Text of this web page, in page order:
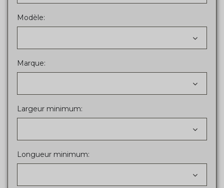
Modèle:
Marque:
Largeur minimum:
Longueur minimum: